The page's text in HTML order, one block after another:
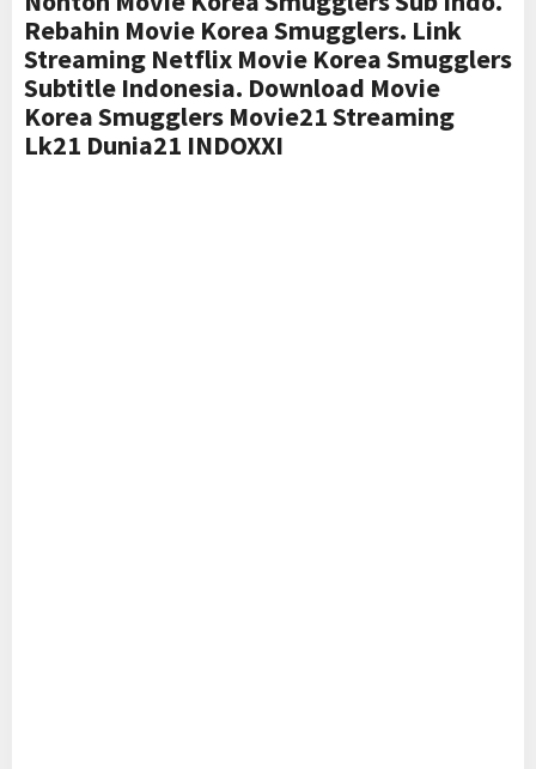
Rebahin Movie Korea Smugglers. Link
Streaming Netflix Movie Korea Smugglers
Subtitle Indonesia. Download Movie
Korea Smugglers Movie21 Streaming
Lk21 Dunia21 INDOXXI